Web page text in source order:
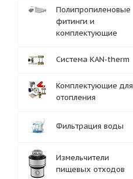
Полипропиленовые
фитинги и
комплектующие
Система KAN-therm
Комплектующие для
отопления
Фильтрация воды
Измельчители
пищевых отходов